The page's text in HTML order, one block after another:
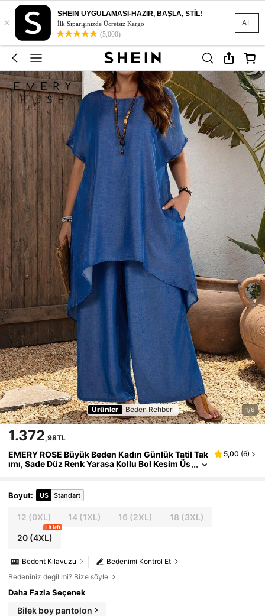
AL
×
SHEIN UYGULAMASI-HAZIR, BAŞLA, STİL!
İlk Siparişinizde Ücretsiz Kargo
(5,000)
Ürünler Beden Rehberi 1/6
1.372,98TL
EMERY ROSE Büyük Beden Kadın Günlük Tatil Tak
ımı, Sade Düz Renk Yarasa Kollu Bol Kesim Üs
t ve Geniş Paçalı Pantolon, İlkbahar/Yaz/Sonb
5,00 (6)
Boyut: US Standart
12 (0XL) 14 (1XL) 16 (2XL) 18 (3XL)
20(4XL)
10 left
Bedenimi Kontrol Et
Bedent Kılavuzu
Bedeniniz değil mi? Bize söyle
Daha Fazla Seçenek
Bilek boy pantolon